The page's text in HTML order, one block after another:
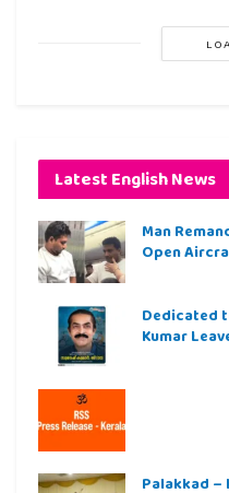
Latest English News
Man
Open
Dedicated
Kumar
Palakkad –